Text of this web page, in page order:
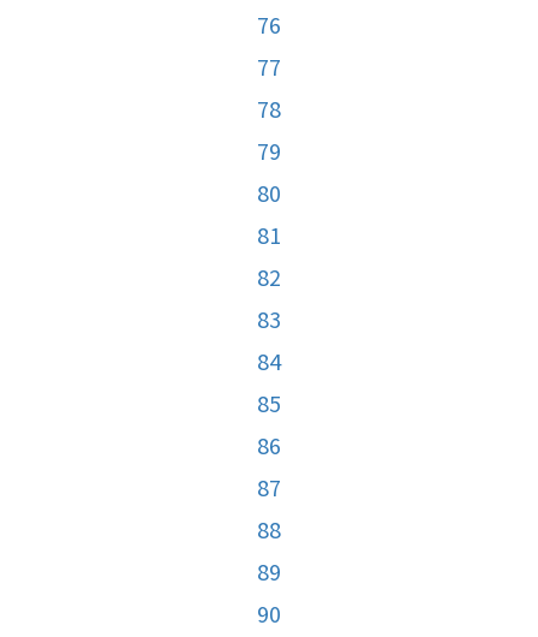
76
77
78
79
80
81
82
83
84
85
86
87
88
89
90